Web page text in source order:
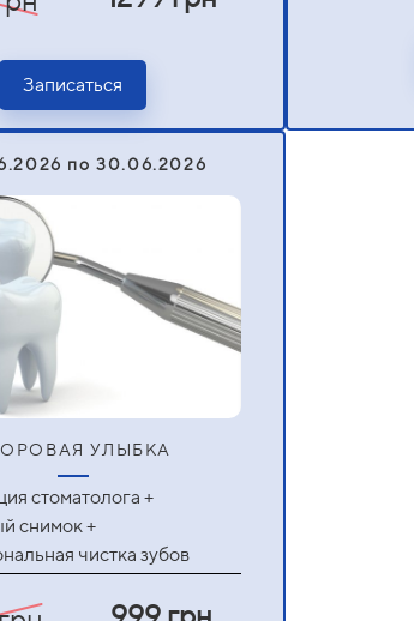
Записаться
по 30.06.2026
УЛЫБКА
стоматолога +
снимок +
чистка зубов